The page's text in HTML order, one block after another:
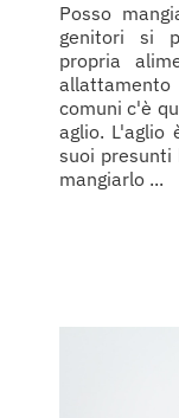
Posso
genitori si
propria
comuni c'è
aglio. L'aglio
suoi presunti
mangiarlo ...